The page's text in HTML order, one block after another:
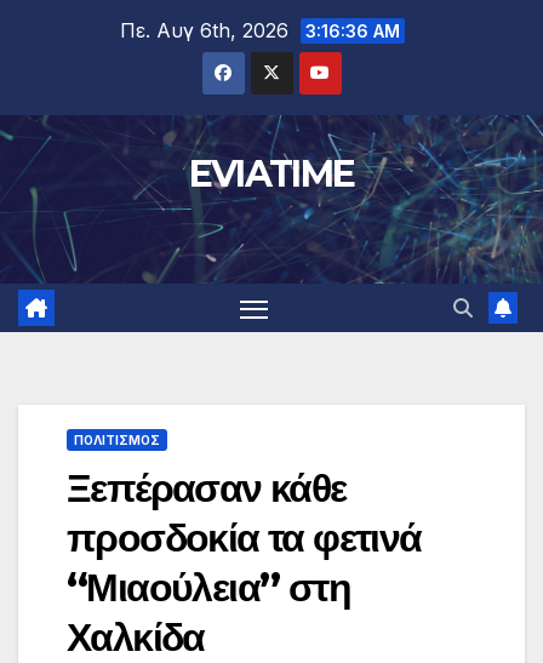
Πε. Αυγ 6th, 2026 3:16:37 AM
EVIATIME
ΠΟΛΙΤΙΣΜΟΣ
Ξεπέρασαν κάθε
προσδοκία τα φετινά
“Μιαούλεια” στη
Χαλκίδα